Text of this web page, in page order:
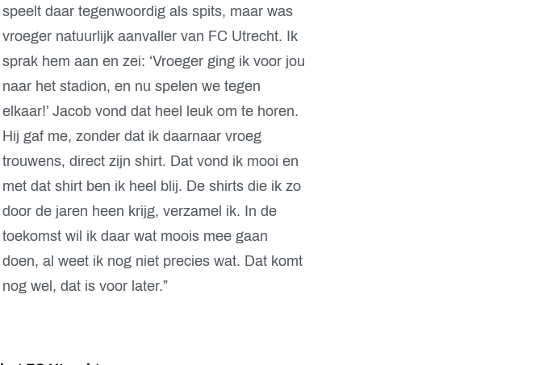
speelt daar tegenwoordig als spits, maar was
vroeger natuurlijk aanvaller van FC Utrecht. Ik
sprak hem aan en zei: ‘Vroeger ging ik voor jou
naar het stadion, en nu spelen we tegen
elkaar!’ Jacob vond dat heel leuk om te horen.
Hij gaf me, zonder dat ik daarnaar vroeg
trouwens, direct zijn shirt. Dat vond ik mooi en
met dat shirt ben ik heel blij. De shirts die ik zo
door de jaren heen krijg, verzamel ik. In de
toekomst wil ik daar wat moois mee gaan
doen, al weet ik nog niet precies wat. Dat komt
nog wel, dat is voor later.”